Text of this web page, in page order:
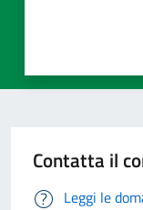
Contatta il
Leggi le